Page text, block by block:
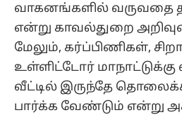
வாகனங்களில் வருவதை
என்று காவல்துறை
மேலும், கர்ப்பிணிகள்,
உள்ளிட்டோர் மாநாட்டுக்கு
வீட்டில் இருந்தே
பார்க்க வேண்டும் என்று